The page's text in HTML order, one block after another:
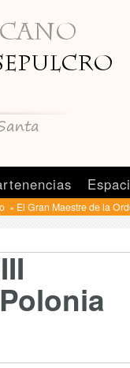
» El Gran Maestre de la